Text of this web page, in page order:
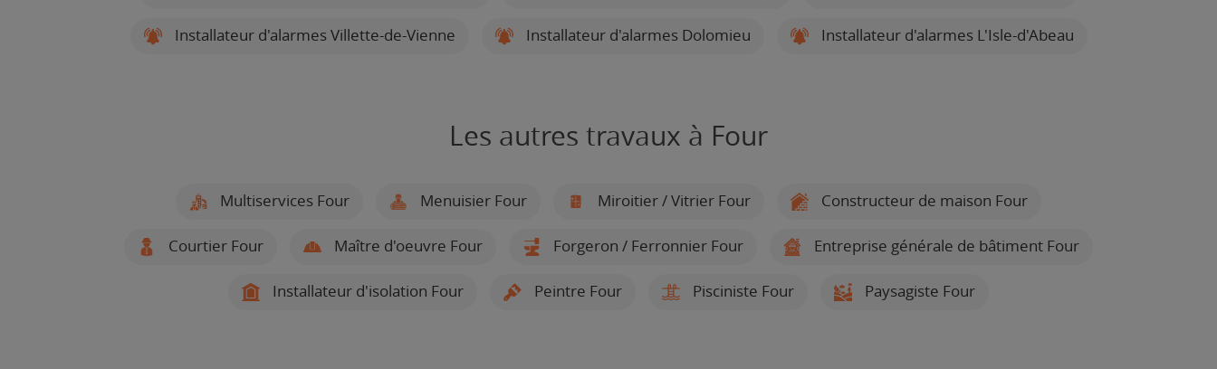
Installateur d'alarmes Villette-de-Vienne Installateur d'alarmes Dolomieu Installateur d'alarmes L'Isle-d'Abeau
Les autres travaux à Four
Multiservices Four Menuisier Four Miroitier / Vitrier Four Constructeur de maison Four
Courtier Four Maître d'oeuvre Four Forgeron / Ferronnier Four Entreprise générale de bâtiment Four
Installateur d'isolation Four Peintre Four Pisciniste Four Paysagiste Four